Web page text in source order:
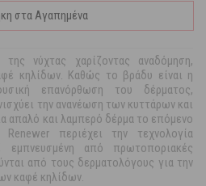
στα Αγαπημένα
νύχτας χαρίζοντας αναδόμηση,
κηλίδων. Καθώς το βράδυ είναι η
επανόρθωση του δέρματος,
την ανανέωση των κυττάρων και
απαλό και λαμπερό δέρμα το επόμενο
περιέχει την τεχνολογία
εμπνευσμένη από πρωτοποριακές
από τους δερματολόγους για την
καφέ κηλίδων.